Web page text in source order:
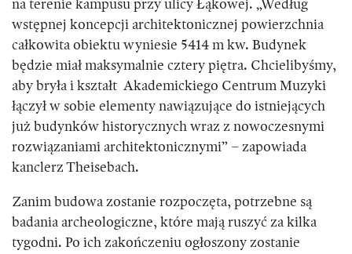
na terenie kampusu przy ulicy Łąkowej. „Według
wstępnej koncepcji architektonicznej powierzchnia
całkowita obiektu wyniesie 5414 m kw. Budynek
będzie miał maksymalnie cztery piętra. Chcielibyśmy,
aby bryła i kształt Akademickiego Centrum Muzyki
łączył w sobie elementy nawiązujące do istniejących
już budynków historycznych wraz z nowoczesnymi
rozwiązaniami architektonicznymi” – zapowiada
kanclerz Theisebach.
Zanim budowa zostanie rozpoczęta, potrzebne są
badania archeologiczne, które mają ruszyć za kilka
tygodni. Po ich zakończeniu ogłoszony zostanie